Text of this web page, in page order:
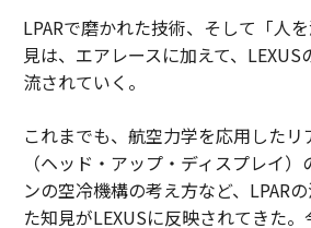
LPARで磨かれた技術、そして「人
見は、エアレースに加えて、
流されていく。
これまでも、航空力学を応用した
（ヘッド・アップ・ディスプレイ
ンの空冷機構の考え方など、LPAR
た知見がLEXUSに反映されてきた